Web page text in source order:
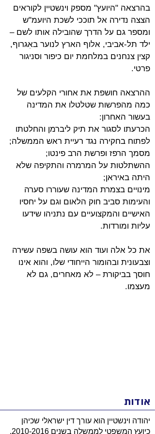
בהרצאה "היועץ" מספק וינשטיין לקוראים
הצצה נדירה אל תוככי לשכת היועמ"ש
ומספר גם על הדרך שהובילה אותו לשם –
ילד תל-אביבי, אלוף הארץ לנוער באִגרוף,
קצין צנחנים במלחמת יום כיפור וסניגור
פרטי.
ההרצאה חושפת את אחורי הקלעים של
כמה מהפרשות שטלטלו את המדינה
בעשור האחרון:
הכרעתו לסגור את תיק ליברמן והחלטתו
לפתוח בחקירה נגד רעיית ראש הממשלה;
מסמך הרפז ופרשת הרב פינטו;
ההשתלטות על המרמרה והתקיפה שלא
היתה באיראן;
מינויים בצמרת המדינה שעוררו סערה
והעימות סביב חוק הלאום וגם על יחסיו
האישיים והמקצועיים עם נתניהו שידעו
עליות ומורדות.
את כל אלה ועוד הוא עושה בשפה עשירה
וצבעונית ובהומור הייחודי שלו, והוא אינו
חוסך בביקורת – לא מאחרים, גם לא
מעצמו.
אודות
יהודה וינשטיין הוא עורך דין ישראלי שכיהן
כיועץ המשפטי לממשלה בשנים 2010-2016
.